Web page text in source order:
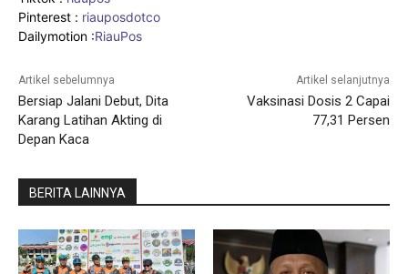
Pinterest : riauposdotco
Dailymotion :RiauPos
Artikel sebelumnya
Bersiap Jalani Debut, Dita
Karang Latihan Akting di
Depan Kaca
Artikel selanjutnya
Vaksinasi Dosis 2 Capai
77,31 Persen
BERITA LAINNYA